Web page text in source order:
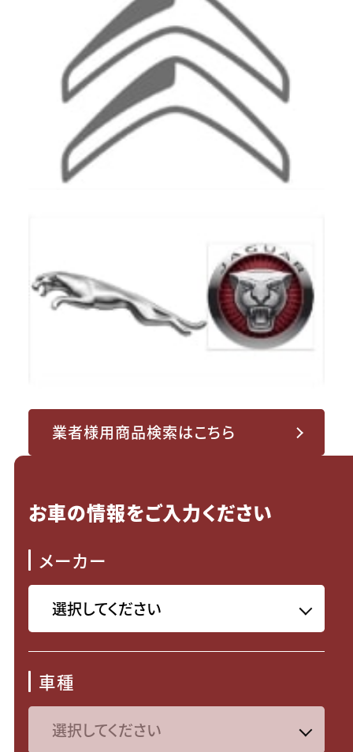
業者様用商品検索はこちら
お車の情報をご入力ください
メーカー
車種